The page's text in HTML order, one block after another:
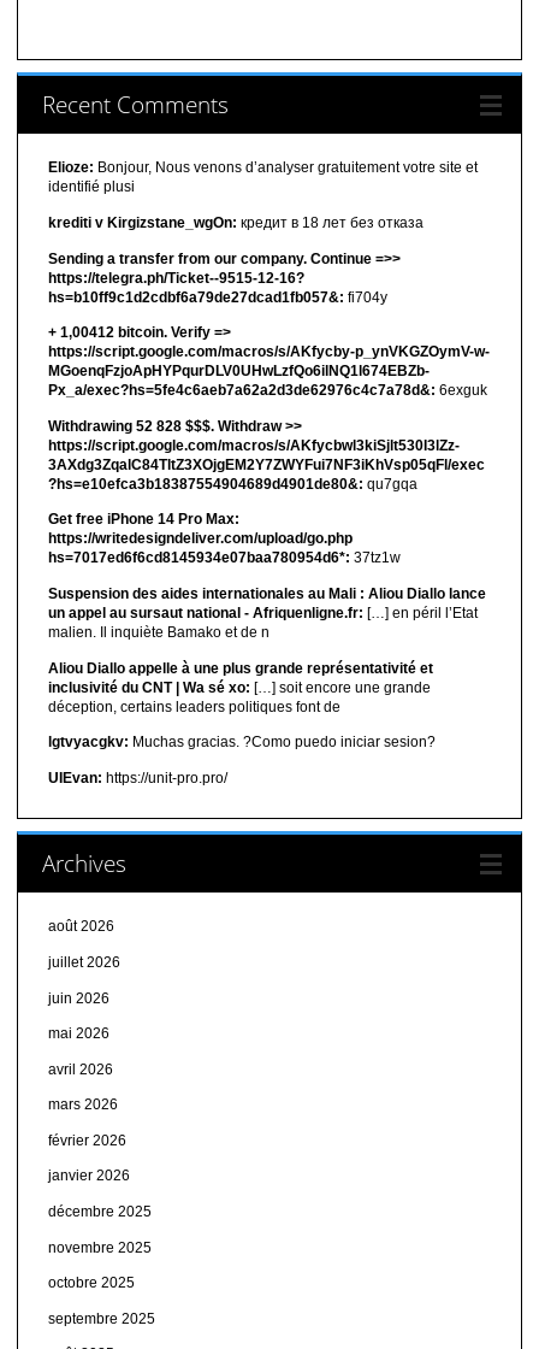
Recent Comments
Elioze: Bonjour, Nous venons d’analyser gratuitement votre site et
identifié plusi
krediti v Kirgizstane_wgOn: кредит в 18 лет без отказа
Sending a transfer from our company. Continue =>>
https://telegra.ph/Ticket--9515-12-16?
hs=b10ff9c1d2cdbf6a79de27dcad1fb057&: fi704y
+ 1,00412 bitсоin. Verify =>
https://script.google.com/macros/s/AKfycby-p_ynVKGZOymV-w-
MGoenqFzjoApHYPqurDLV0UHwLzfQo6ilNQ1l674EBZb-
Px_a/exec?hs=5fe4c6aeb7a62a2d3de62976c4c7a78d&: 6exguk
Withdrawing 52 828 $$$. Withdrаw >>
https://script.google.com/macros/s/AKfycbwl3kiSjlt530I3lZz-
3AXdg3ZqalC84TltZ3XOjgEM2Y7ZWYFui7NF3iKhVsp05qFl/exec
?hs=e10efca3b18387554904689d4901de80&: qu7gqa
Get free iPhone 14 Pro Max:
https://writedesigndeliver.com/upload/go.php
hs=7017ed6f6cd8145934e07baa780954d6*: 37tz1w
Suspension des aides internationales au Mali : Aliou Diallo lance
un appel au sursaut national - Afriquenligne.fr: […] en péril l’Etat
malien. Il inquiète Bamako et de n
Aliou Diallo appelle à une plus grande représentativité et
inclusivité du CNT | Wa sé xo: […] soit encore une grande
déception, certains leaders politiques font de
lgtvyacgkv: Muchas gracias. ?Como puedo iniciar sesion?
UIEvan: https://unit-pro.pro/
Archives
août 2026
juillet 2026
juin 2026
mai 2026
avril 2026
mars 2026
février 2026
janvier 2026
décembre 2025
novembre 2025
octobre 2025
septembre 2025